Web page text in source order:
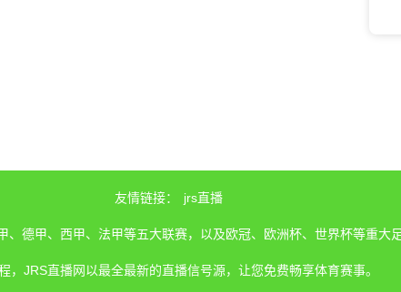
友情链接： jrs直播
德甲、西甲、法甲等五大联赛，以及欧冠、欧洲杯、世界杯等重
，JRS直播网以最全最新的直播信号源，让您免费畅享体育赛事。